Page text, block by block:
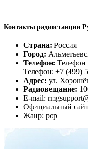
Контакты радиостанции
Страна: Россия
Город:
Телефон: Телефон
Телефон: +7 (499)
Адрес: ул.
Радиовещание:
E-mail:
Официальный
Жанр: pop